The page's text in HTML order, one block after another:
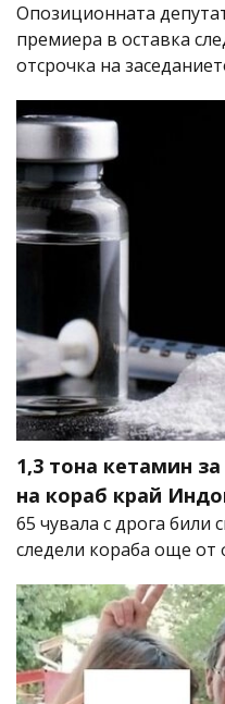
Опозиционната
премиера в оставка
отсрочка на
1,3 тона кетамин
на кораб край
65 чувала с дрога били
следели кораба още от